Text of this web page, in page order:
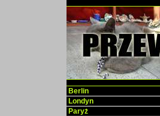
Berlin
Londyn
Paryż